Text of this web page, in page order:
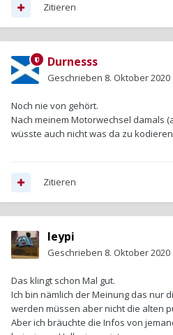
Zitieren
Durnesss
Geschrieben 8. Oktober 2020
Noch nie von gehört.
Nach meinem Motorwechsel damals
wüsste auch nicht was da zu
Zitieren
leypi
Geschrieben 8. Oktober 2020
Das klingt schon Mal gut.
Ich bin nämlich der Meinung das nur
werden müssen aber nicht die alten
Aber ich bräuchte die Infos von